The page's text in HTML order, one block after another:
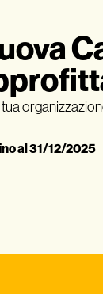
al 31/12/2025